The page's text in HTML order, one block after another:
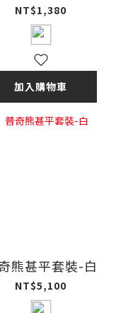
NT$1,380
加入購物車
熊甚平套裝-白
NT$5,100